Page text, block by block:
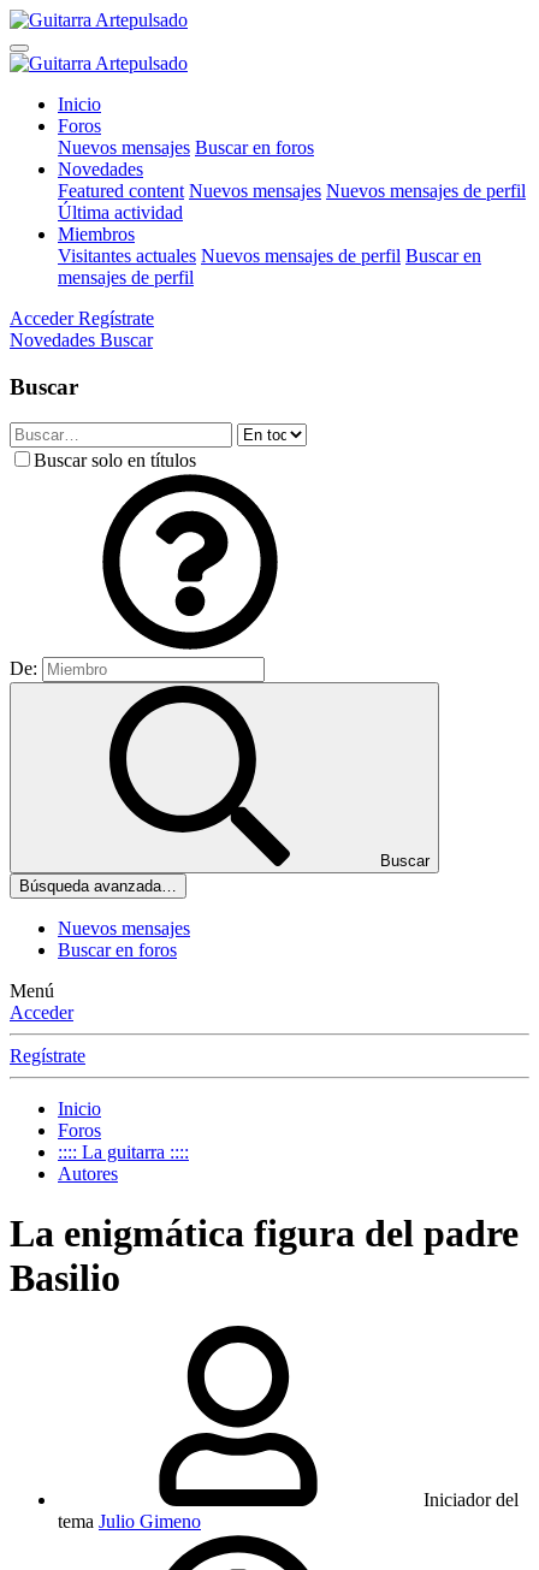
Inicio
Foros
Nuevos mensajes Buscar en foros
Novedades
Featured content Nuevos mensajes Nuevos mensajes de perfil
Última actividad
Miembros
Visitantes actuales Nuevos mensajes de perfil Buscar en
mensajes de perfil
Acceder Regístrate
Novedades Buscar
Buscar
Buscar solo en títulos
De:
Buscar
Búsqueda avanzada…
Nuevos mensajes
Buscar en foros
Menú
Acceder
Regístrate
Inicio
Foros
:::: La guitarra ::::
Autores
La enigmática figura del padre
Basilio
Iniciador del
tema Julio Gimeno